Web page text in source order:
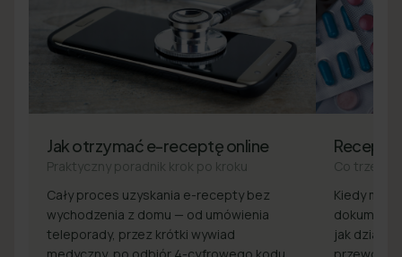
Jak otrzymać e-receptę online
Praktyczny poradnik krok po kroku
Cały proces uzyskania e-recepty bez
wychodzenia z domu — od umówienia
teleporady, przez krótki wywiad
Recepta
Co trzeba
Kiedy
jak działa